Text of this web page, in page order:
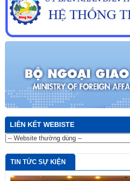
LIÊN KẾT WEBISTE
TIN TỨC SỰ KIỆN